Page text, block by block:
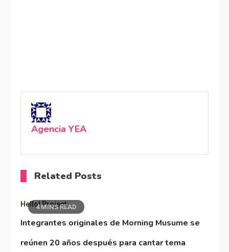
Agencia YEA
Related Posts
4 MINS READ
Hello! Project
Integrantes originales de Morning Musume se
reúnen 20 años después para cantar tema